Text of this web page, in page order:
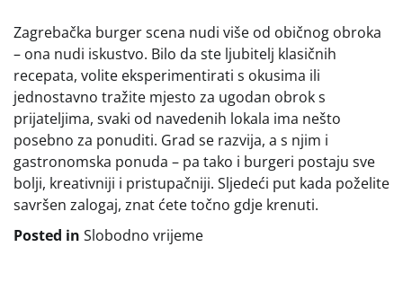
Zagrebačka burger scena nudi više od običnog obroka
– ona nudi iskustvo. Bilo da ste ljubitelj klasičnih
recepata, volite eksperimentirati s okusima ili
jednostavno tražite mjesto za ugodan obrok s
prijateljima, svaki od navedenih lokala ima nešto
posebno za ponuditi. Grad se razvija, a s njim i
gastronomska ponuda – pa tako i burgeri postaju sve
bolji, kreativniji i pristupačniji. Sljedeći put kada poželite
savršen zalogaj, znat ćete točno gdje krenuti.
Posted in Slobodno vrijeme